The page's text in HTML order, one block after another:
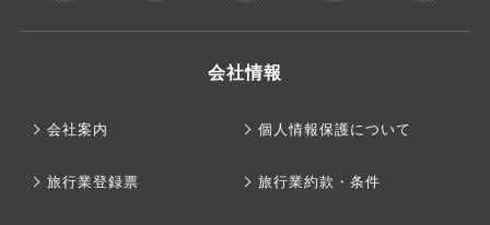
会社情報
会社案内 個人情報保護について
旅行業登録票 旅行業約款・条件